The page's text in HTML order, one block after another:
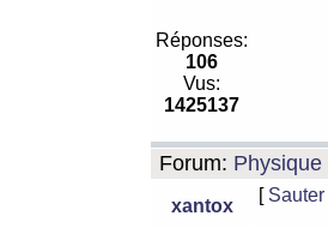
Réponses:
106
Vus:
1425137
Forum: Physique
xantox
[